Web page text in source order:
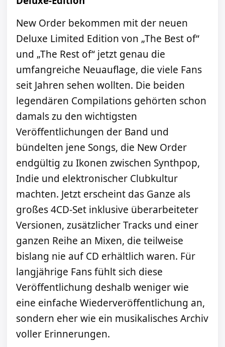
New Order bekommen mit der neuen
Deluxe Limited Edition von „The Best of“
und „The Rest of“ jetzt genau die
umfangreiche Neuauflage, die viele Fans
seit Jahren sehen wollten. Die beiden
legendären Compilations gehörten schon
damals zu den wichtigsten
Veröffentlichungen der Band und
bündelten jene Songs, die New Order
endgültig zu Ikonen zwischen Synthpop,
Indie und elektronischer Clubkultur
machten. Jetzt erscheint das Ganze als
großes 4CD-Set inklusive überarbeiteter
Versionen, zusätzlicher Tracks und einer
ganzen Reihe an Mixen, die teilweise
bislang nie auf CD erhältlich waren. Für
langjährige Fans fühlt sich diese
Veröffentlichung deshalb weniger wie
eine einfache Wiederveröffentlichung an,
sondern eher wie ein musikalisches Archiv
voller Erinnerungen.